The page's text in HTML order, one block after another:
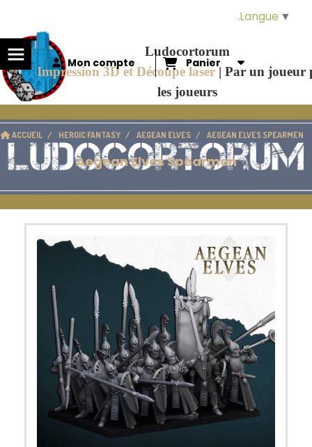
Ludocortorum
Impression 3D et Découpe laser |Par un joueur
les joueurs
Mon compte Panier
ACCUEIL HEROIC FANTASY AEGEAN ELVES AEGEAN ELVES SPEARMEN
Aegean Elves Spearmen
Langue ▼